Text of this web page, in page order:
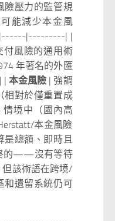
險壓力的監管規
能減少本金風
|------|---------| |
付風險的通用術
年著名的外匯
|本金風險 | 強調
相對於僅重置成
情境中（國內高
本金風險
是總額、即時且
的——沒有等待
該術語在跨境/
和遺留系統仍可